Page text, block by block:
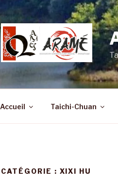
Accueil Taichi-Chuan
CATÉGORIE : XIXI HU